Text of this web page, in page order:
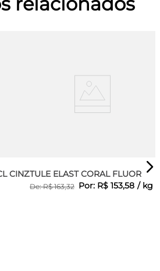
CINZATULE ELAST CORAL FLUOR
De:R$ 163,32 Por: R$ 153,58 / kg